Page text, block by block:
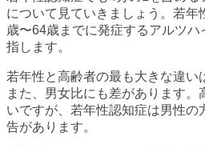
について見ていきましょう。若年
歳〜64歳までに発症するアルツ
指します。
若年性と高齢者の最も大きな違い
また、男女比にも差があります。
いですが、若年性認知症は男性の
告があります。